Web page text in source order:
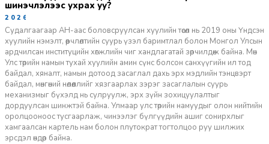
шинэчлэлээс ухрах уу?
2026-07-08
Судалгаагаар АН-аас боловсруулсан хуулийн төсөл нь 2019 оны Үндсэн
хуулийн нэмэлт, өөрчлөлтийн суурь үзэл баримтлал болон Монгол Улсын
ардчилсан институцийн хөгжлийн чиг хандлагатай зөрчилдөж байна. Мөн
Улс төрийн намын тухай хуулийн амин сүнс болсон санхүүгийн ил тод
байдал, хяналт, намын дотоод засаглал дахь эрх мэдлийн тэнцвэрт
байдал, мөнгөний нөлөөллийг хязгаарлах зэрэг засаглалын суурь
механизмыг бүхэлд нь сулруулж, эрх зүйн зохицуулалтыг
дордуулсан шинжтэй байна. Улмаар улс төрийн намуудыг олон нийтийн
оролцооноос тусгаарлаж, чинээлэг бүлгүүдийн ашиг сонирхлыг
хамгаалсан картель нам болон плутократ тогтолцоо руу шилжих
эрсдэл өндөр байна.